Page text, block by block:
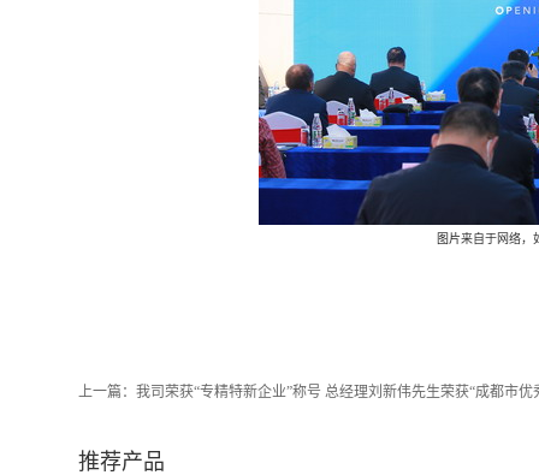
图片来自于网络，
上一篇： 我司荣获“专精特新企业”称号 总经理刘新伟先生荣获“成都市优
推荐产品